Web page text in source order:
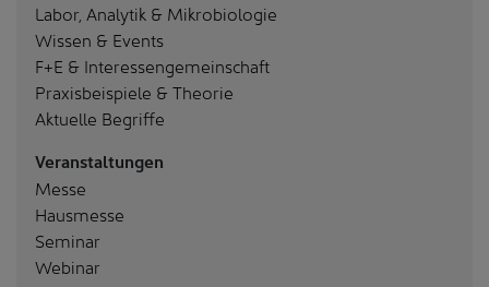
Labor, Analytik & Mikrobiologie
Wissen & Events
F+E & Interessengemeinschaft
Praxisbeispiele & Theorie
Aktuelle Begriffe
Veranstaltungen
Messe
Hausmesse
Seminar
Webinar